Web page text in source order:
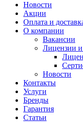
Новости
Акции
Оплата и
О компании
Вакансии
Лицензии
Новости
Контакты
Услуги
Бренды
Гарантия
Статьи